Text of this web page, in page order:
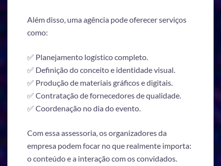
Além disso, uma agência pode oferecer serviços
como:
✅ Planejamento logístico completo.
✅ Definição do conceito e identidade visual.
✅ Produção de materiais gráficos e digitais.
✅ Contratação de fornecedores de qualidade.
✅ Coordenação no dia do evento.
Com essa assessoria, os organizadores da
empresa podem focar no que realmente importa:
o conteúdo e a interação com os convidados.